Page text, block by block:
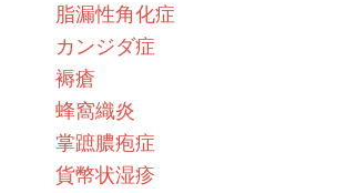
脂漏性角化症
カンジダ症
褥瘡
蜂窩織炎
掌蹠膿疱症
貨幣状湿疹